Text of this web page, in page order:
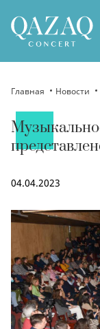
Главная Новости
04.04.2023